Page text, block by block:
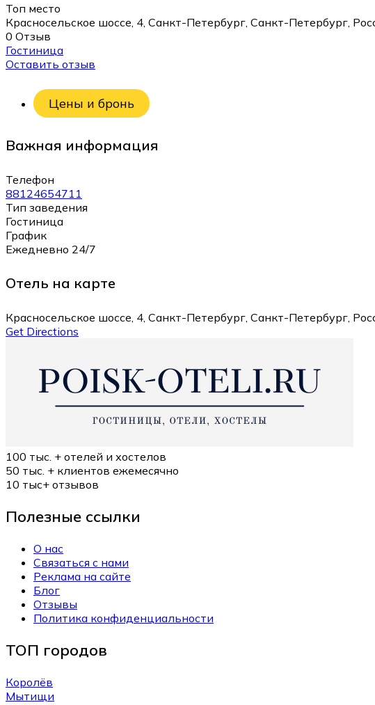
Топ место
Красносельское шоссе, 4, Санкт-Петербург, Санкт-Петербург,
0 Отзыв
Гостиница
Оставить отзыв
Цены и бронь
Важная информация
Телефон
88124654711
Тип заведения
Гостиница
График
Ежедневно 24/7
Отель на карте
Красносельское шоссе, 4, Санкт-Петербург, Санкт-Петербург,
Get Directions
100 тыс. + отелей и хостелов
50 тыс. + клиентов ежемесячно
10 тыс+ отзывов
Полезные ссылки
О нас
Связаться с нами
Реклама на сайте
Блог
Отзывы
Политика конфиденциальности
ТОП городов
Королёв
Мытищи